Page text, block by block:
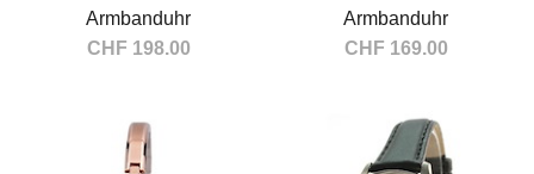
Armbanduhr
CHF 198.00
Armbanduhr
CHF 169.00
In den Warenkorb